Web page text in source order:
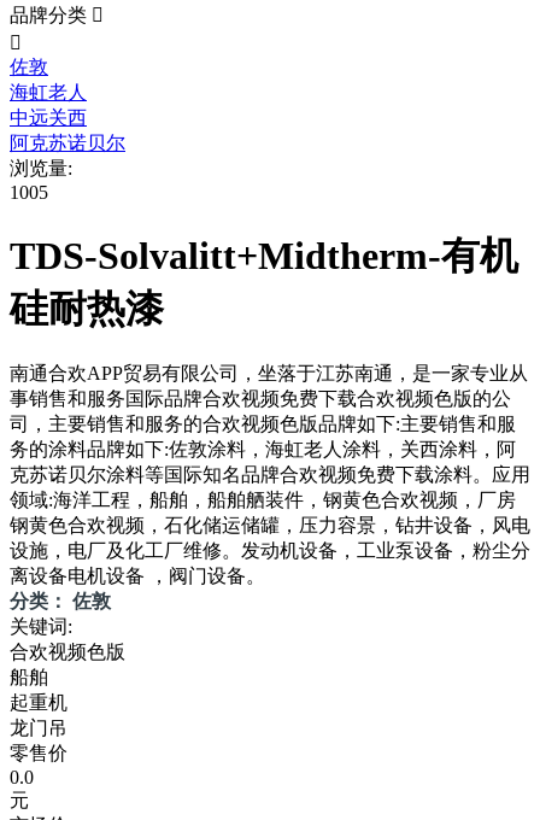
品牌分类 

佐敦
海虹老人
中远关西
阿克苏诺贝尔
浏览量:
1005
TDS-Solvalitt+Midtherm-有机
硅耐热漆
南通合欢APP贸易有限公司，坐落于江苏南通，是一家专业从
事销售和服务国际品牌合欢视频免费下载合欢视频色版的公
司，主要销售和服务的合欢视频色版品牌如下:主要销售和服
务的涂料品牌如下:佐敦涂料，海虹老人涂料，关西涂料，阿
克苏诺贝尔涂料等国际知名品牌合欢视频免费下载涂料。应用
领域:海洋工程，船舶，船舶舾装件，钢黄色合欢视频，厂房
钢黄色合欢视频，石化储运储罐，压力容景，钻井设备，风电
设施，电厂及化工厂维修。发动机设备，工业泵设备，粉尘分
离设备电机设备 ，阀门设备。
分类： 佐敦
关键词:
合欢视频色版
船舶
起重机
龙门吊
零售价
0.0
元